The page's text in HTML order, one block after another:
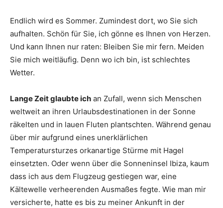
Endlich wird es Sommer. Zumindest dort, wo Sie sich
aufhalten. Schön für Sie, ich gönne es Ihnen von Herzen.
Und kann Ihnen nur raten: Bleiben Sie mir fern. Meiden
Sie mich weitläufig. Denn wo ich bin, ist schlechtes
Wetter.
Lange Zeit glaubte ich an Zufall, wenn sich Menschen
weltweit an ihren Urlaubsdestinationen in der Sonne
räkelten und in lauen Fluten plantschten. Während genau
über mir aufgrund eines unerklärlichen
Temperatursturzes orkanartige Stürme mit Hagel
einsetzten. Oder wenn über die Sonneninsel Ibiza, kaum
dass ich aus dem Flugzeug gestiegen war, eine
Kältewelle verheerenden Ausmaßes fegte. Wie man mir
versicherte, hatte es bis zu meiner Ankunft in der